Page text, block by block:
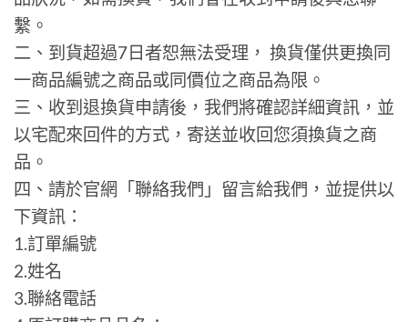
繫。
二、到貨超過7日者恕無法受理， 換貨僅供更換同
一商品編號之商品或同價位之商品為限。
三、收到退換貨申請後，我們將確認詳細資訊，並
以宅配來回件的方式，寄送並收回您須換貨之商
品。
四、請於官網「聯絡我們」留言給我們，並提供以
下資訊：
1.訂單編號
2.姓名
3.聯絡電話